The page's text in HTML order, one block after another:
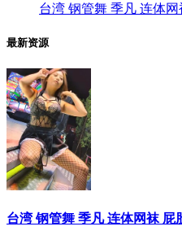
台湾 钢管舞 季凡 连体
最新资源
台湾 钢管舞 季凡 连体网袜 屁